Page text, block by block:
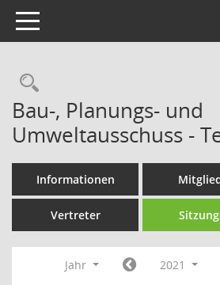
Toggle navigation
Rechercheauswahl
Bau-, Planungs- und
Umweltausschuss -
Informationen
Vertreter
Jahr
2021